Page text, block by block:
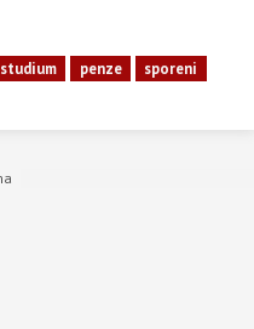
studium penze
sporeni